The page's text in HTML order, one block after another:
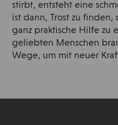
stirbt, entsteht eine
ist dann, Trost zu
ganz praktische Hilfe zu
geliebten Menschen
Wege, um mit neuer